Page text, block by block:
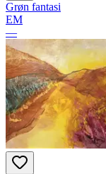
Grøn fantasi
EM
—